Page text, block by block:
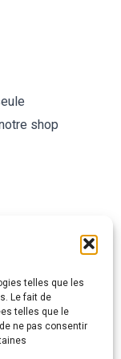
telles que les
Le fait de
telles que le
ne pas consentir
shop